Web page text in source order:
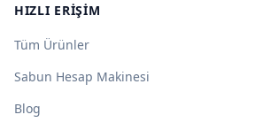
HIZLI ERIŞIM
Tüm Ürünler
Sabun Hesap Makinesi
Blog